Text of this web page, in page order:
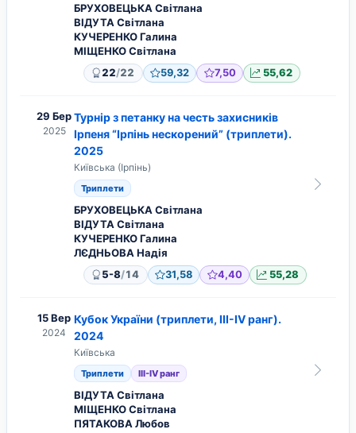
БРУХОВЕЦЬКА Світлана
ВІДУТА Світлана
КУЧЕРЕНКО Галина
МІЩЕНКО Світлана
22/22 59,32 7,50 55,62
29 Бер
2025
Турнір з петанку на честь захисників
Ірпеня “Ірпінь нескорений” (триплети).
2025
Київська (Ірпінь)
Триплети
БРУХОВЕЦЬКА Світлана
ВІДУТА Світлана
КУЧЕРЕНКО Галина
ЛЄДНЬОВА Надія
5-8/14 31,58 4,40 55,28
15 Вер
2024
Кубок України (триплети, ІІІ-IV ранг).
2024
Київська
Триплети ІІІ-IV ранг
ВІДУТА Світлана
МІЩЕНКО Світлана
ПЯТАКОВА Любов